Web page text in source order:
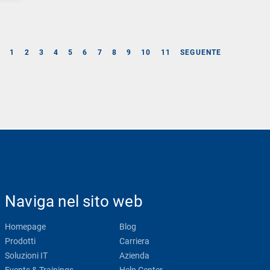
1 2 3 4 5 6 7 8 9 10 11 SEGUENTE
Naviga nel sito web
Homepage
Prodotti
Soluzioni IT
Blog
Carriera
Azienda